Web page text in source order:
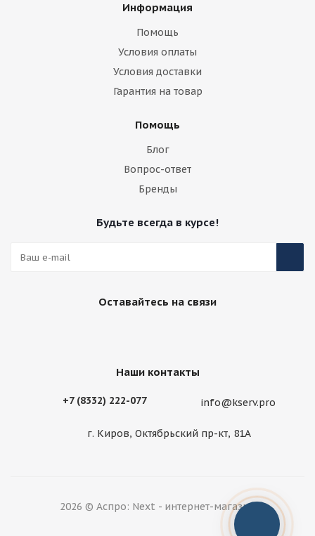
Информация
Помощь
Условия оплаты
Условия доставки
Гарантия на товар
Помощь
Блог
Вопрос-ответ
Бренды
Будьте всегда в курсе!
Оставайтесь на связи
Наши контакты
+7 (8332) 222-077 info@kserv.pro
г. Киров, Октябрьский пр-кт, 81А
2026 © Аспро: Next - интернет-магазин